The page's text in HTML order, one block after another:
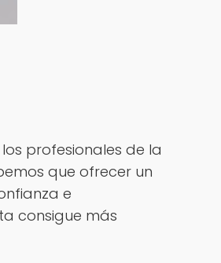
profesionales de la
que ofrecer un
e
consigue más